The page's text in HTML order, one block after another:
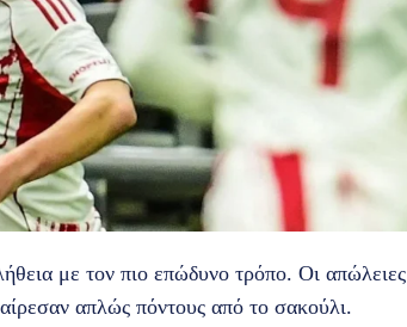
με τον πιο επώδυνο τρόπο. Οι απώλειες
απλώς πόντους από το σακούλι.